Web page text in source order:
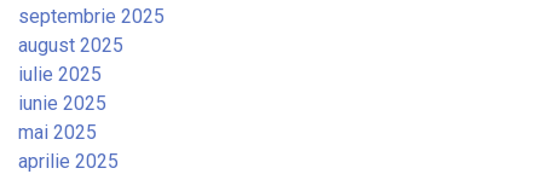
septembrie 2025
august 2025
iulie 2025
iunie 2025
mai 2025
aprilie 2025